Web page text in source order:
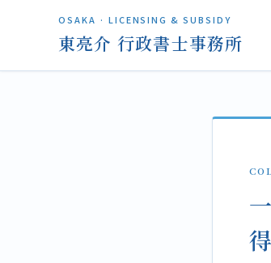
OSAKA · LICENSING & SUBSIDY
東亮介 行政書士事務所